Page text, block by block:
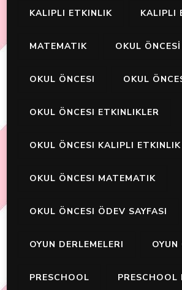
KALIPLI ETKINLIK KALIPLI
MATEMATIK OKUL ÖNCESİ
OKUL ÖNCESI OKUL
OKUL ÖNCESI ETKINLIKLER
OKUL ÖNCESI KALIPLI ETKINLIK
OKUL ÖNCESI MATEMATIK
OKUL ÖNCESI ÖDEV SAYFASI
OYUN DERLEMELERI OYUN
PRESCHOOL PRESCHOOL